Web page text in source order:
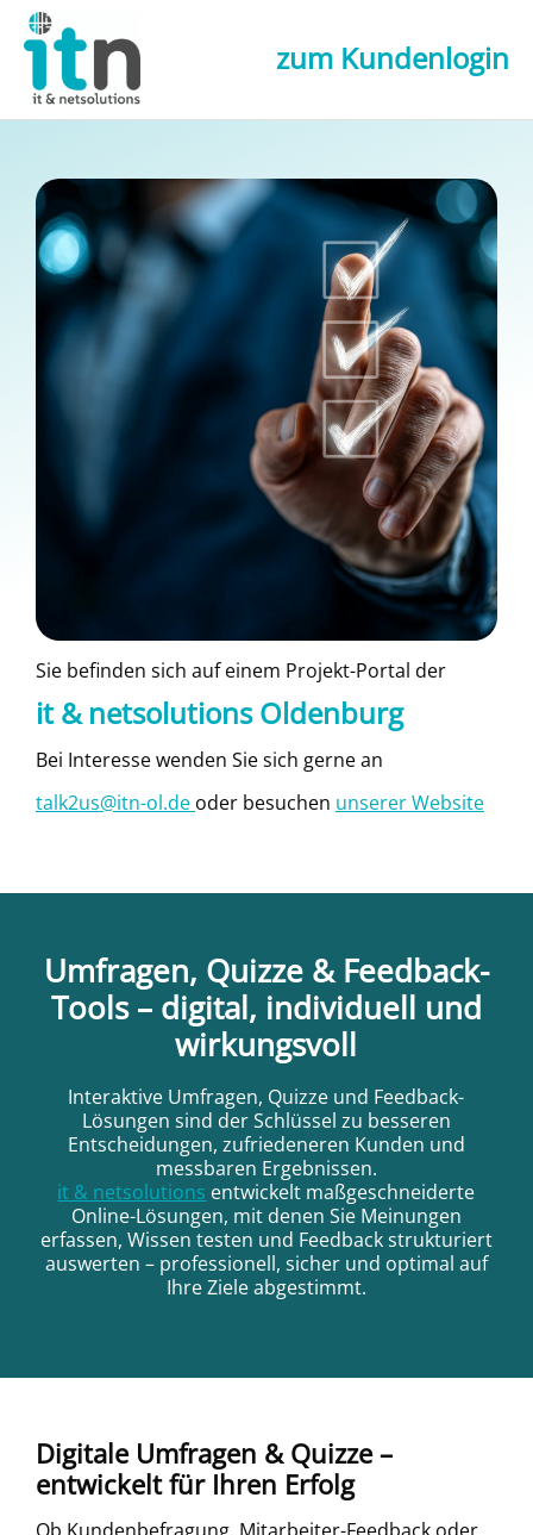
zum Kundenlogin
Sie befinden sich auf einem Projekt-Portal der
it & netsolutions Oldenburg
Bei Interesse wenden Sie sich gerne an
talk2us@itn-ol.de oder besuchen unserer Website
Umfragen, Quizze & Feedback-
Tools – digital, individuell und
wirkungsvoll
Interaktive Umfragen, Quizze und Feedback-
Lösungen sind der Schlüssel zu besseren
Entscheidungen, zufriedeneren Kunden und
messbaren Ergebnissen.
it & netsolutions entwickelt maßgeschneiderte
Online-Lösungen, mit denen Sie Meinungen
erfassen, Wissen testen und Feedback strukturiert
auswerten – professionell, sicher und optimal auf
Ihre Ziele abgestimmt.
Digitale Umfragen & Quizze –
entwickelt für Ihren Erfolg